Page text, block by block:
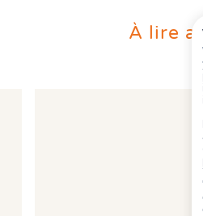
À lire